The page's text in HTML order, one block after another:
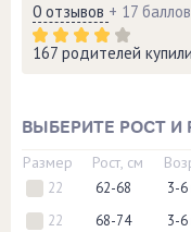
0 отзывов + 17
167 родителей
ВЫБЕРИТЕ РОСТ И
Размер Рост, см
22 62-68 3-6
22
68-74 3-6